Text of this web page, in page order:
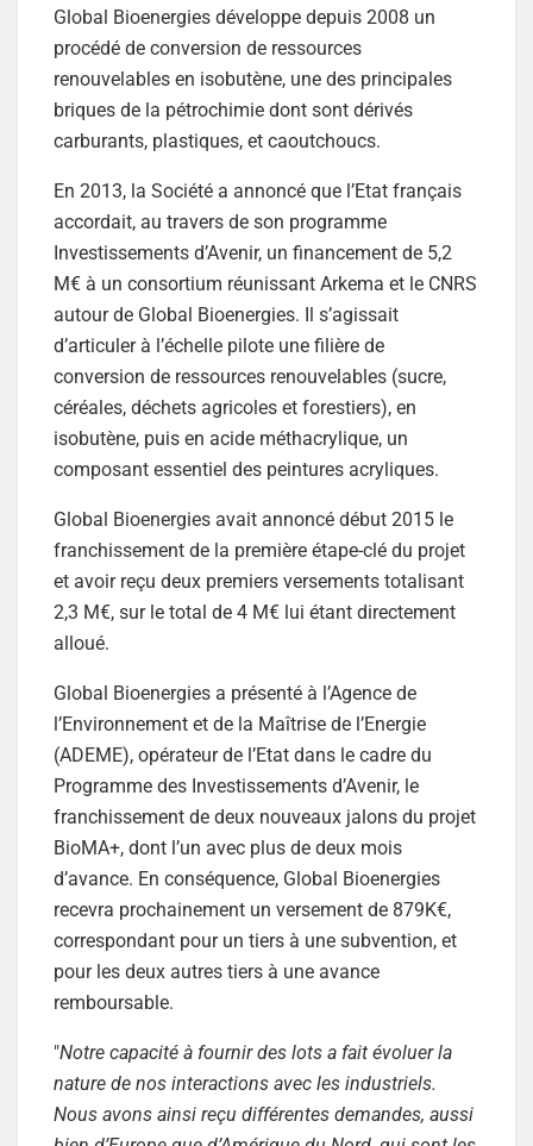
Global Bioenergies développe depuis 2008 un
procédé de conversion de ressources
renouvelables en isobutène, une des principales
briques de la pétrochimie dont sont dérivés
carburants, plastiques, et caoutchoucs.
En 2013, la Société a annoncé que l’Etat français
accordait, au travers de son programme
Investissements d’Avenir, un financement de 5,2
M€ à un consortium réunissant Arkema et le CNRS
autour de Global Bioenergies. Il s’agissait
d’articuler à l’échelle pilote une filière de
conversion de ressources renouvelables (sucre,
céréales, déchets agricoles et forestiers), en
isobutène, puis en acide méthacrylique, un
composant essentiel des peintures acryliques.
Global Bioenergies avait annoncé début 2015 le
franchissement de la première étape-clé du projet
et avoir reçu deux premiers versements totalisant
2,3 M€, sur le total de 4 M€ lui étant directement
alloué.
Global Bioenergies a présenté à l’Agence de
l’Environnement et de la Maîtrise de l’Energie
(ADEME), opérateur de l’Etat dans le cadre du
Programme des Investissements d’Avenir, le
franchissement de deux nouveaux jalons du projet
BioMA+, dont l’un avec plus de deux mois
d’avance. En conséquence, Global Bioenergies
recevra prochainement un versement de 879K€,
correspondant pour un tiers à une subvention, et
pour les deux autres tiers à une avance
remboursable.
"Notre capacité à fournir des lots a fait évoluer la
nature de nos interactions avec les industriels.
Nous avons ainsi reçu différentes demandes, aussi